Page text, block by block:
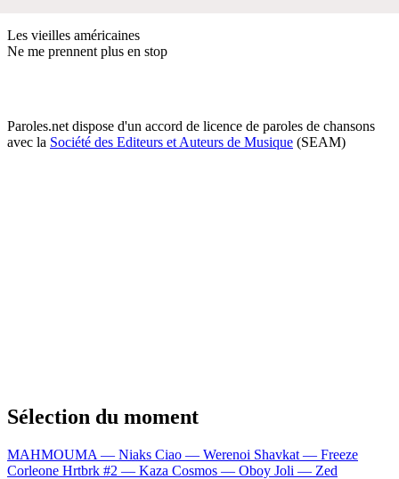
Les vieilles américaines
Ne me prennent plus en stop
Paroles.net dispose d'un accord de licence de paroles de chansons
avec la Société des Editeurs et Auteurs de Musique (SEAM)
Sélection du moment
MAHMOUMA — Niaks Ciao — Werenoi Shavkat — Freeze
Corleone Hrtbrk #2 — Kaza Cosmos — Oboy Joli — Zed